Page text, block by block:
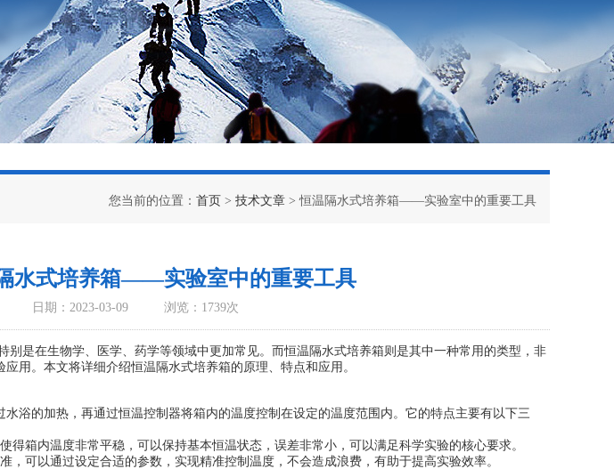
您当前的位置： 首页 > 技术文章 > 恒温隔水式培养箱——实验室中的重要工具
水式培养箱——实验室中的重要工具
日期：2023-03-09 浏览：1739次
是在生物学、医学、药学等领域中更加常见。而恒温隔水式培养箱则是其中一种常用的类型，非
用。本文将详细介绍恒温隔水式培养箱的原理、特点和应用。
的加热，再通过恒温控制器将箱内的温度控制在设定的温度范围内。它的特点主要有以下三
箱内温度非常平稳，可以保持基本恒温状态，误差非常小，可以满足科学实验的核心要求。
可以通过设定合适的参数，实现精准控制温度，不会造成浪费，有助于提高实验效率。